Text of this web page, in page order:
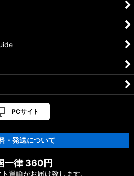
PCサイト
・発送について
一律 360円
運輸がお届け致します。